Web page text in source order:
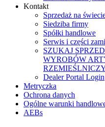
Kontakt
Sprzedaż na
Siedziba firmy
Spółki handlowe
Serwis i części
SZUKAJ
WYROBÓW
Dealer Portal Login
Metryczka
Ochrona danych
Ogólne warunki
AEBs